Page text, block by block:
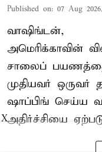
Published on: 07 Aug
வாஷிங்டன்,
அமெரிக்காவின்
சாலைப்
முதியவர் ஒருவர்
ஷாப்பிங் செய்ய
அதிர்ச்சியை
X